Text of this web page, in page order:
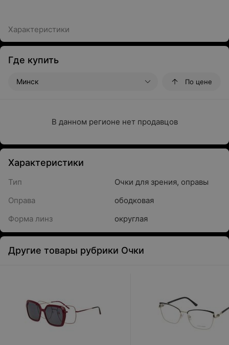
Характеристики
Где купить
Минск По цене
В данном регионе нет продавцов
Характеристики
Тип
Очки для зрения, оправы
Оправа
ободковая
Форма линз
округлая
Другие товары рубрики Очки